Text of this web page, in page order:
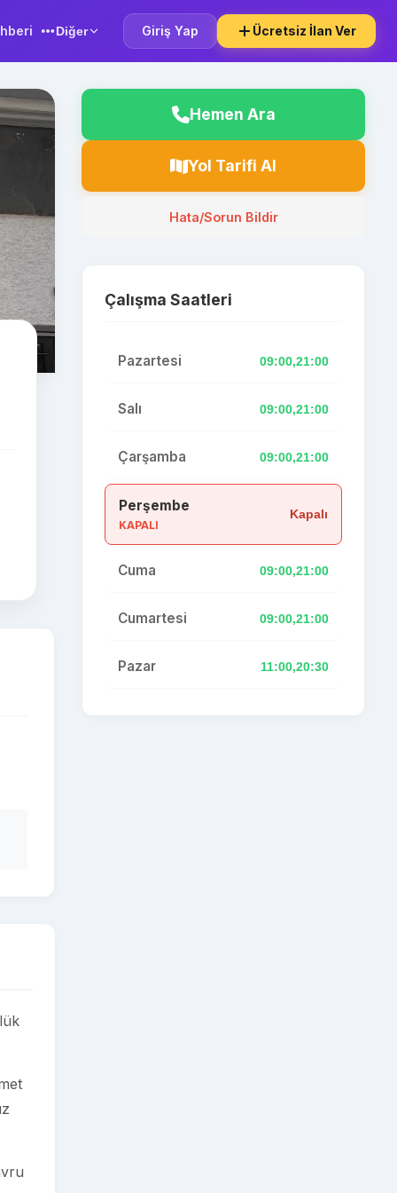
Diğer Giriş Yap Ücretsiz İlan Ver
Hemen Ara
Yol Tarifi Al
Hata/Sorun Bildir
Çalışma Saatleri
Pazartesi 09:00,21:00
Salı 09:00,21:00
Çarşamba 09:00,21:00
Perşembe
KAPALI
Kapalı
Cuma 09:00,21:00
Cumartesi 09:00,21:00
Pazar 11:00,20:30